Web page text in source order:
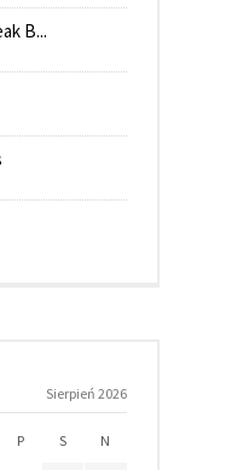
B...
Sierpień 2026
P S N